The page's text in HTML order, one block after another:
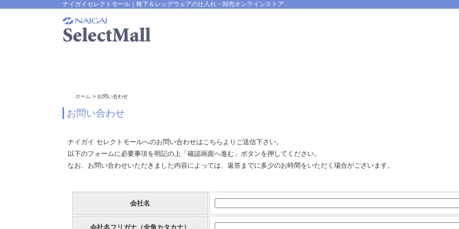
ナイガイセレクトモール｜靴下＆レッグウェアの仕入れ・卸売オンラインストア
ホーム お問い合わせ
お問い合わせ
ナイガイ セレクトモールへのお問い合わせはこちらよりご送信下さい。
以下のフォームに必要事項を明記の上「確認画面へ進む」ボタンを押してください。
なお、お問い合わせいただきました内容によっては、返答までに多少のお時間をいただく場合がございます。
会社名
会社名フリガナ（全角カタカナ）